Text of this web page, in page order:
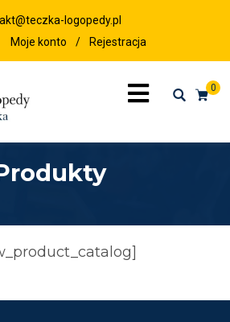
logopedy.pl
Moje konto
/ Rejestracja
0